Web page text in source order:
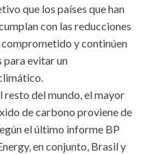
que los países que han
con las reducciones
comprometido y continúen
para evitar un
resto del mundo, el mayor
de carbono proviene de
el último informe BP
en conjunto, Brasil y